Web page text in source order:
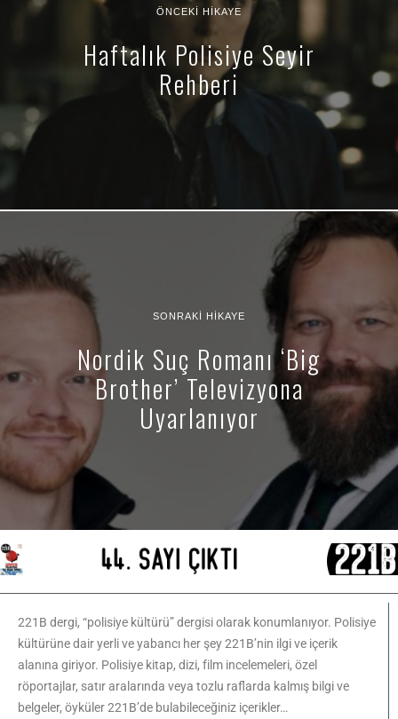
ÖNCEKI HIKAYE
Haftalık Polisiye Seyir
Rehberi
SONRAKI HIKAYE
Nordik Suç Romanı ‘Big
Brother’ Televizyona
Uyarlanıyor
221B dergi, “polisiye kültürü” dergisi olarak konumlanıyor. Polisiye
kültürüne dair yerli ve yabancı her şey 221B’nin ilgi ve içerik
alanına giriyor. Polisiye kitap, dizi, film incelemeleri, özel
röportajlar, satır aralarında veya tozlu raflarda kalmış bilgi ve
belgeler, öyküler 221B’de bulabileceğiniz içerikler…